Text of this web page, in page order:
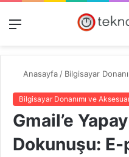
Kayıt
Anasayfa / Bilgisayar
Bilgisayar Donanımı ve
Gmail’e
Dokunuşu: